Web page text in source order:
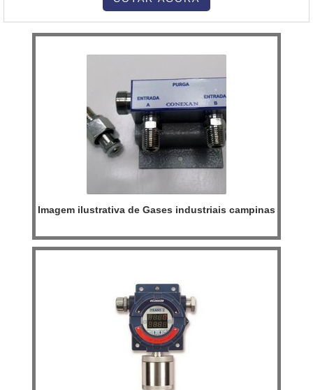
consumidor...
Imagem ilustrativa de Gases industriais campinas